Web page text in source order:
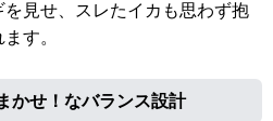
見せ、スレたイカも思わず抱
す。
かせ！なバランス設計